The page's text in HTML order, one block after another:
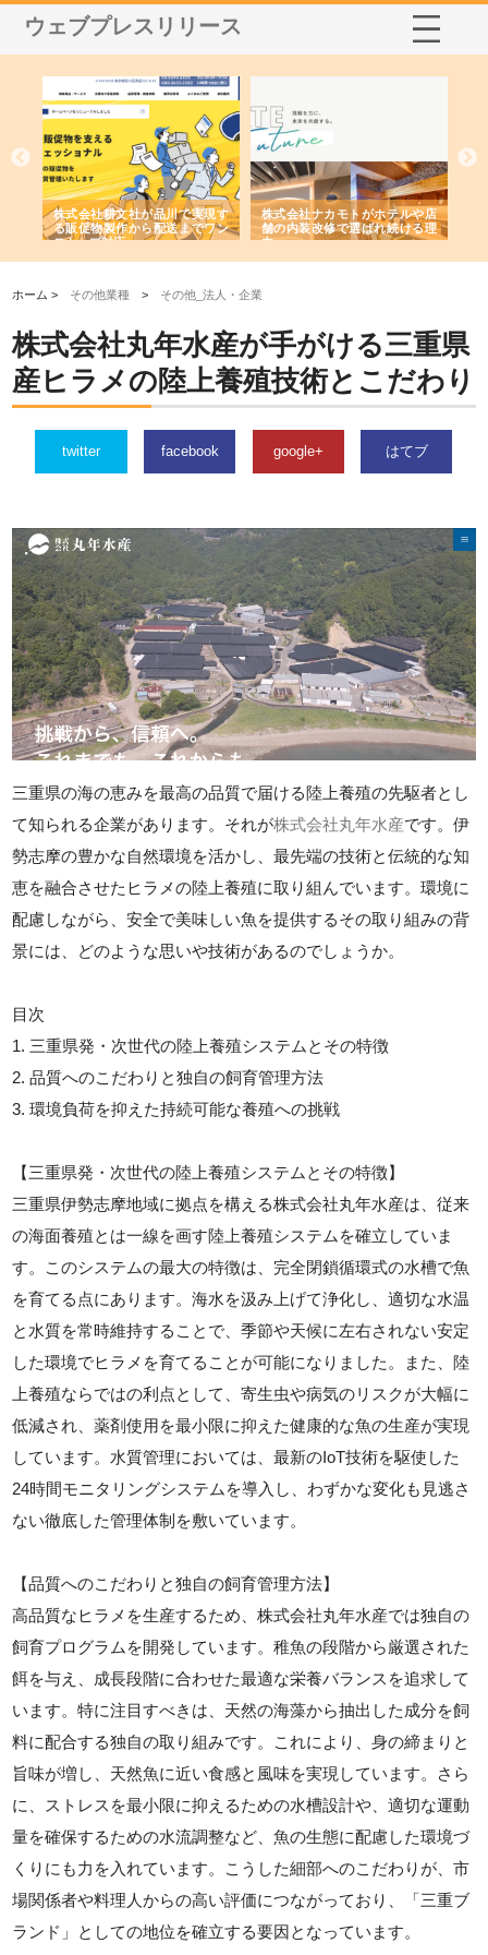
ウェブプレスリリース
株式会社耕文社が品川で実現す
る販促物製作から配送までワン
ストップ対応
株式会社ナカモトがホテルや店
舗の内装改修で選ばれ続ける理
由
ホーム > その他業種 > その他_法人・企業
株式会社丸年水産が手がける三重県
産ヒラメの陸上養殖技術とこだわり
twitter facebook google+ はてブ
三重県の海の恵みを最高の品質で届ける陸上養殖の先駆者とし
て知られる企業があります。それが株式会社丸年水産です。伊
勢志摩の豊かな自然環境を活かし、最先端の技術と伝統的な知
恵を融合させたヒラメの陸上養殖に取り組んでいます。環境に
配慮しながら、安全で美味しい魚を提供するその取り組みの背
景には、どのような思いや技術があるのでしょうか。
目次
1. 三重県発・次世代の陸上養殖システムとその特徴
2. 品質へのこだわりと独自の飼育管理方法
3. 環境負荷を抑えた持続可能な養殖への挑戦
【三重県発・次世代の陸上養殖システムとその特徴】
三重県伊勢志摩地域に拠点を構える株式会社丸年水産は、従来
の海面養殖とは一線を画す陸上養殖システムを確立していま
す。このシステムの最大の特徴は、完全閉鎖循環式の水槽で魚
を育てる点にあります。海水を汲み上げて浄化し、適切な水温
と水質を常時維持することで、季節や天候に左右されない安定
した環境でヒラメを育てることが可能になりました。また、陸
上養殖ならではの利点として、寄生虫や病気のリスクが大幅に
低減され、薬剤使用を最小限に抑えた健康的な魚の生産が実現
しています。水質管理においては、最新のIoT技術を駆使した
24時間モニタリングシステムを導入し、わずかな変化も見逃さ
ない徹底した管理体制を敷いています。
【品質へのこだわりと独自の飼育管理方法】
高品質なヒラメを生産するため、株式会社丸年水産では独自の
飼育プログラムを開発しています。稚魚の段階から厳選された
餌を与え、成長段階に合わせた最適な栄養バランスを追求して
います。特に注目すべきは、天然の海藻から抽出した成分を飼
料に配合する独自の取り組みです。これにより、身の締まりと
旨味が増し、天然魚に近い食感と風味を実現しています。さら
に、ストレスを最小限に抑えるための水槽設計や、適切な運動
量を確保するための水流調整など、魚の生態に配慮した環境づ
くりにも力を入れています。こうした細部へのこだわりが、市
場関係者や料理人からの高い評価につながっており、「三重ブ
ランド」としての地位を確立する要因となっています。